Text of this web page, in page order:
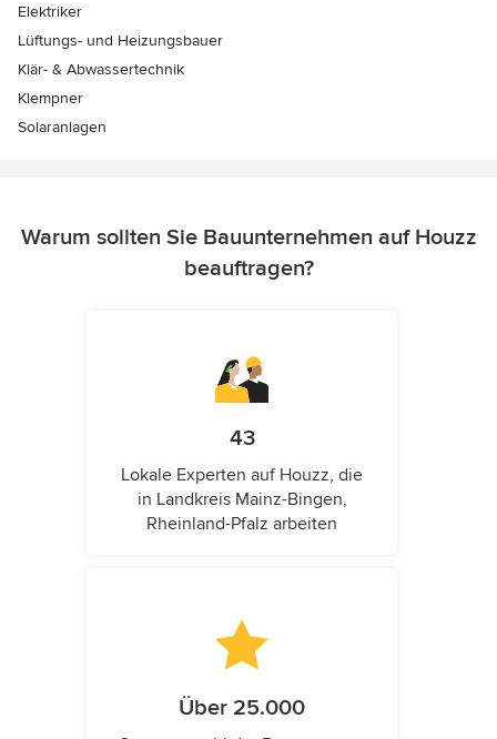
Elektriker
Lüftungs- und Heizungsbauer
Klär- & Abwassertechnik
Klempner
Solaranlagen
Warum sollten Sie Bauunternehmen auf Houzz
beauftragen?
43
Lokale Experten auf Houzz, die
in Landkreis Mainz-Bingen,
Rheinland-Pfalz arbeiten
Über 25.000